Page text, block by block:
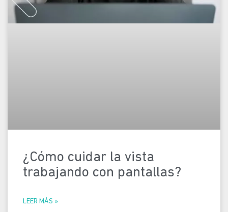
¿Cómo cuidar la vista
trabajando con pantallas?
LEER MÁS »